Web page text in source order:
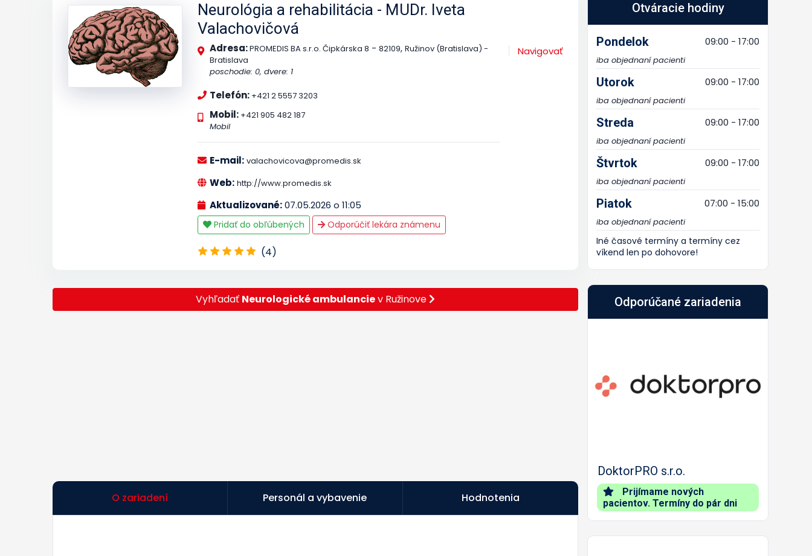
Neurológia a rehabilitácia - MUDr. Iveta
Valachovičová
Adresa:PROMEDIS BA s.r.o. Čipkárska 8 - 82109, Ružinov (Bratislava) -
Bratislava
poschodie: 0, dvere: 1
Telefón: +421 2 5557 3203
Mobil: +421 905 482 187
Mobil
E-mail: valachovicova@promedis.sk
Web: http://www.promedis.sk
Aktualizované:07.05.2026 o 11:05
Pridať do obľúbených Odporúčiť lekára známenu
Navigovať
(4)
Vyhľadať Neurologické ambulanciev Ružinove
O zariadení Personál a vybavenie Hodnotenia
Otváracie hodiny
Pondelok 09:00 - 17:00
iba objednaní pacienti
Utorok 09:00 - 17:00
iba objednaní pacienti
Streda 09:00 - 17:00
iba objednaní pacienti
Štvrtok 09:00 - 17:00
iba objednaní pacienti
Piatok 07:00 - 15:00
iba objednaní pacienti
Iné časové termíny a termíny cez
víkend len po dohovore!
Odporúčané zariadenia
DoktorPRO s.r.o.
Prijímame nových
pacientov. Termíny do pár dni